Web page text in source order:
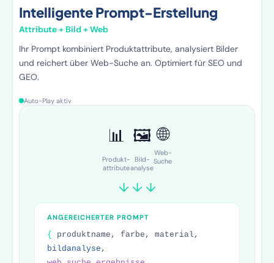
KI generiert Inhalte
Pro Produkt, vollautomatisch
Fozzels sendet pro Produkt automatisch den
angereicherten Prompt an das KI-Modell.
Produktbeschreibungen, FAQs, Waschanleitungen — alles in
Produktbeschreibung
Waschanleitung
SEO-Titel